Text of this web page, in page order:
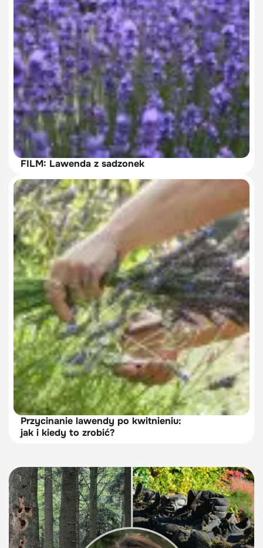
FILM: Lawenda z sadzonek
Przycinanie lawendy po kwitnieniu:
jak i kiedy to zrobić?